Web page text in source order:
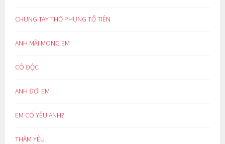
CHUNG TAY THỜ PHỤNG TỔ TIÊN
ANH MÃI MONG EM
CÔ ĐỘC
ANH ĐỢI EM
EM CÓ YÊU ANH?
THẦM YÊU